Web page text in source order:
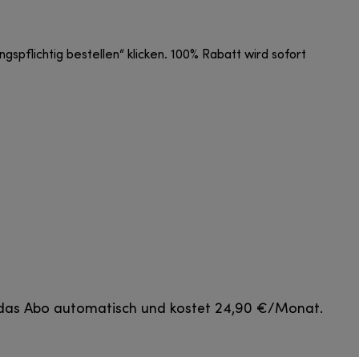
bestellen“ klicken. 100% Rabatt wird sofort
Abo automatisch und kostet 24,90 €/Monat.